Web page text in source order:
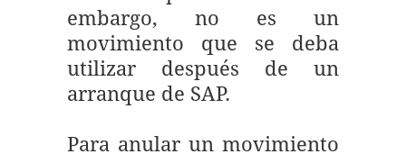
embargo, no es un
movimiento que se deba
utilizar después de un
arranque de SAP.
Para anular un movimiento